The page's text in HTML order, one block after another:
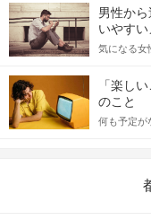
てアプロー
格的に始め
をしっか
記事では、
合にどの
男性か
いやす
気になる女
しかし、
っしゃる
送るLINE
えながら解
「楽し
のこと
何も予定が
の楽しい